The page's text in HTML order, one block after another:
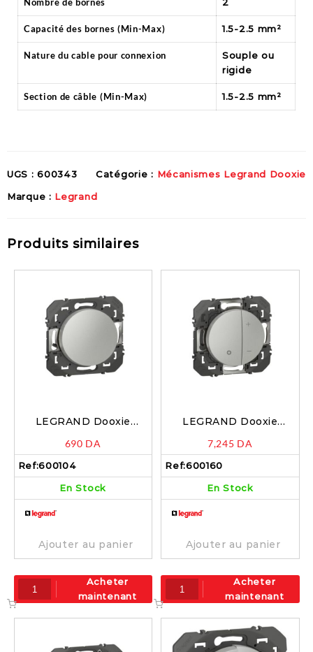
Capacité des bornes (Min-Max) 1.5-2.5 mm²
Nature du cable pour connexion
Souple ou
rigide
Section de câble (Min-Max) 1.5-2.5 mm²
UGS :600343 Catégorie : Mécanismes Legrand Dooxie
Marque : Legrand
Produits similaires
LEGRAND Dooxie
600104
690 DA
Ref:600104
En Stock
Ajouter au panier
Acheter
maintenant
LEGRAND Dooxie
2 fils sans Neutre alu –
600160
7,245 DA
Ref:600160
En Stock
Ajouter au panier
Acheter
maintenant